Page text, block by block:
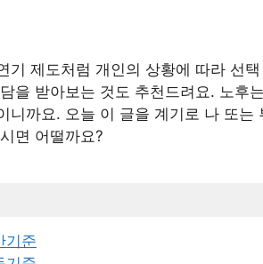
기 제도처럼 개인의 상황에 따라 선
을 받아보는 것도 추천드려요. 노후
니까요. 오늘 이 글을 계기로 나 또는
면 어떨까요?
기준